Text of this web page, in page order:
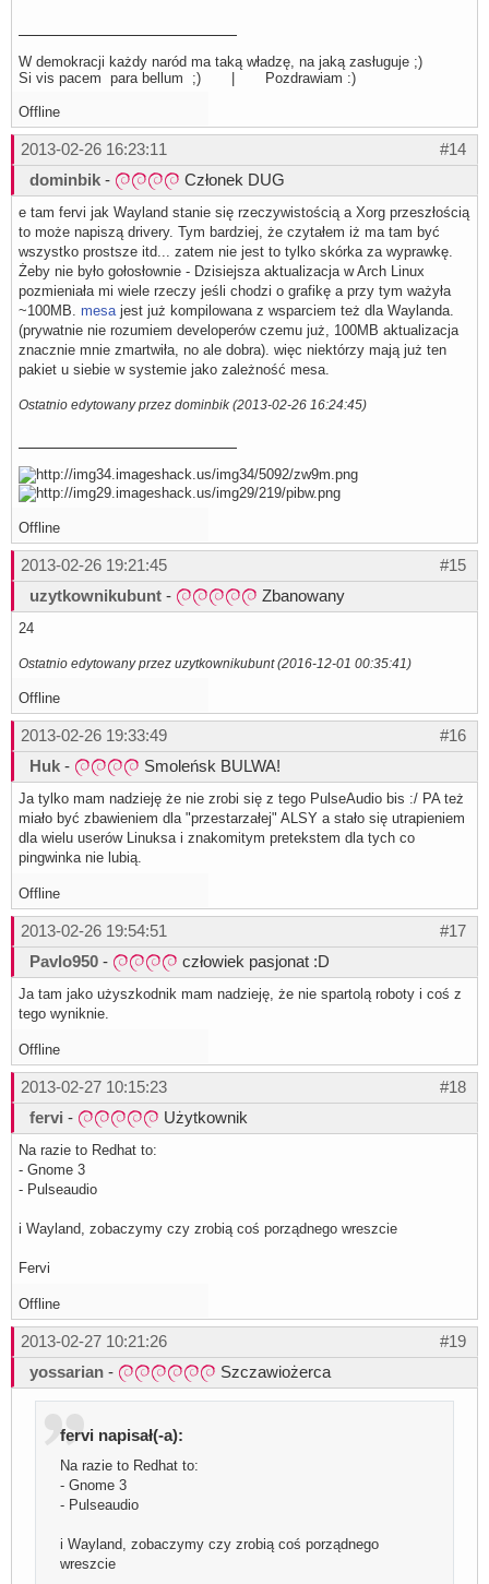
W demokracji każdy naród ma taką władzę, na jaką zasługuje ;)
Si vis pacem para bellum ;) | Pozdrawiam :)
Offline
#14
2013-02-26 16:23:11
dominbik - Członek DUG
e tam fervi jak Wayland stanie się rzeczywistością a Xorg przeszłością
to może napiszą drivery. Tym bardziej, że czytałem iż ma tam być
wszystko prostsze itd... zatem nie jest to tylko skórka za wyprawkę.
Żeby nie było gołosłownie - Dzisiejsza aktualizacja w Arch Linux
pozmieniała mi wiele rzeczy jeśli chodzi o grafikę a przy tym ważyła
~100MB. mesa jest już kompilowana z wsparciem też dla Waylanda.
(prywatnie nie rozumiem developerów czemu już, 100MB aktualizacja
znacznie mnie zmartwiła, no ale dobra). więc niektórzy mają już ten
pakiet u siebie w systemie jako zależność mesa.
Ostatnio edytowany przez dominbik (2013-02-26 16:24:45)
Offline
#15
2013-02-26 19:21:45
uzytkownikubunt - Zbanowany
24
Ostatnio edytowany przez uzytkownikubunt (2016-12-01 00:35:41)
Offline
#16
2013-02-26 19:33:49
Huk - Smoleńsk BULWA!
Ja tylko mam nadzieję że nie zrobi się z tego PulseAudio bis :/ PA też
miało być zbawieniem dla "przestarzałej" ALSY a stało się utrapieniem
dla wielu userów Linuksa i znakomitym pretekstem dla tych co
pingwinka nie lubią.
Offline
#17
2013-02-26 19:54:51
Pavlo950 - człowiek pasjonat :D
Ja tam jako użyszkodnik mam nadzieję, że nie spartolą roboty i coś z
tego wyniknie.
Offline
#18
2013-02-27 10:15:23
fervi - Użytkownik
Na razie to Redhat to:
- Gnome 3
- Pulseaudio
i Wayland, zobaczymy czy zrobią coś porządnego wreszcie
Fervi
Offline
#19
2013-02-27 10:21:26
yossarian - Szczawiożerca
fervi napisał(-a):
Na razie to Redhat to:
- Gnome 3
- Pulseaudio
i Wayland, zobaczymy czy zrobią coś porządnego
wreszcie